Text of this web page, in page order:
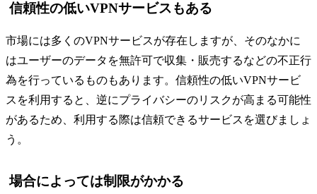
信頼性の低いVPNサービスもある
市場には多くのVPNサービスが存在しますが、そのなかに
はユーザーのデータを無許可で収集・販売するなどの不正行
為を行っているものもあります。信頼性の低いVPNサービ
スを利用すると、逆にプライバシーのリスクが高まる可能性
があるため、利用する際は信頼できるサービスを選びましょ
う。
場合によっては制限がかかる